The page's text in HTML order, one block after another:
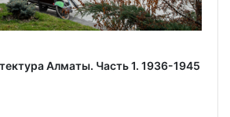
Алматы. Часть 1. 1936-1945